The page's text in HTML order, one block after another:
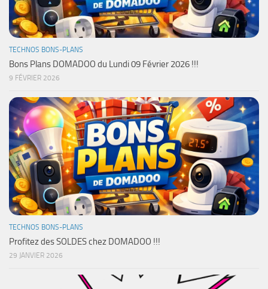
TECHNOS BONS-PLANS
Bons Plans DOMADOO du Lundi 09 Février 2026 !!!
9 FÉVRIER 2026
TECHNOS BONS-PLANS
Profitez des SOLDES chez DOMADOO !!!
29 JANVIER 2026